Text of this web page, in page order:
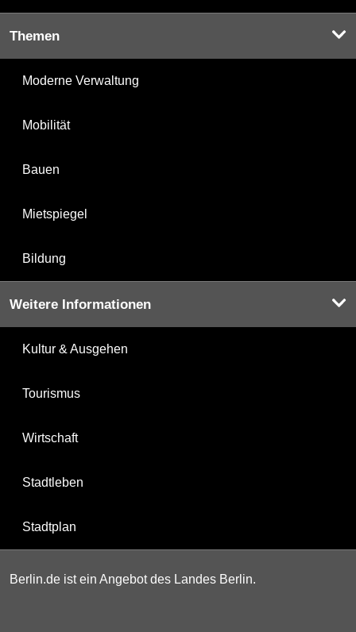
Themen
Moderne Verwaltung
Mobilität
Bauen
Mietspiegel
Bildung
Weitere Informationen
Kultur & Ausgehen
Tourismus
Wirtschaft
Stadtleben
Stadtplan
Berlin.de ist ein Angebot des Landes Berlin.